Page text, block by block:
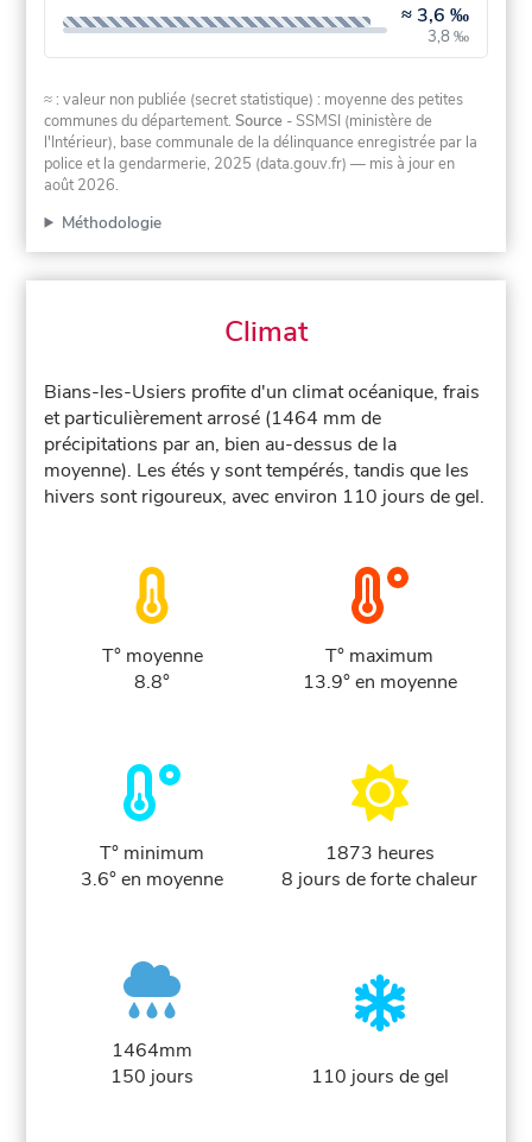
≈ 3,6 ‰
3,8 ‰
≈ : valeur non publiée (secret statistique) : moyenne des petites
communes du département.Source - SSMSI (ministère de
l'Intérieur), base communale de la délinquance enregistrée par la
police et la gendarmerie, 2025 (data.gouv.fr) — mis à jour en
août 2026.
Méthodologie
Climat
Bians-les-Usiers profite d'un climat océanique, frais
et particulièrement arrosé (1464 mm de
précipitations par an, bien au-dessus de la
moyenne). Les étés y sont tempérés, tandis que les
hivers sont rigoureux, avec environ 110 jours de gel.
T° moyenne
8.8°
T° maximum
13.9° en moyenne
T° minimum
3.6° en moyenne
1873 heures
8 jours de forte chaleur
1464mm
150 jours
110 jours de gel